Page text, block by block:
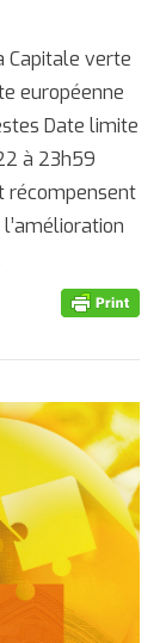
Capitale verte
européenne
Date limite
à 23h59
récompensent